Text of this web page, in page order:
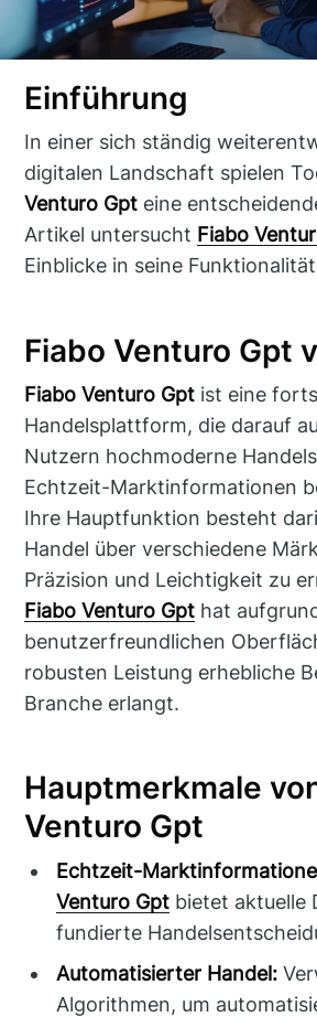
Einführung
In einer sich ständig
digitalen Landschaft spielen
Venturo Gpt eine
Artikel untersucht Fiabo
Einblicke in seine
Fiabo Venturo Gpt
Fiabo Venturo Gpt ist eine
Handelsplattform, die darauf
Nutzern hochmoderne
Echtzeit-Marktinformationen
Ihre Hauptfunktion besteht
Handel über verschiedene
Präzision und Leichtigkeit zu
Fiabo Venturo Gpt hat
benutzerfreundlichen
robusten Leistung erhebliche
Branche erlangt.
Hauptmerkmale
Venturo Gpt
Echtzeit-
Venturo Gpt bietet aktuelle
fundierte
Automatisierter Handel:
Algorithmen, um